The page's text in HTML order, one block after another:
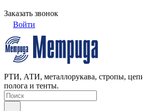
Заказать звонок
Войти
РТИ, АТИ, металлорукава, стропы,
полога и тенты.